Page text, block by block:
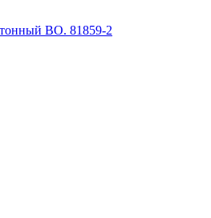
ВО. 81859-2